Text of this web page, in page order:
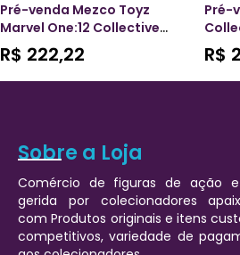
Pré-venda Mezco Toyz
Marvel One:12 Collective
Doctor Doom
R$ 222,22
Pré-
R$
Sobre a Loja
Comércio de figuras de ação e
gerida por colecionadores
com Produtos originais e itens
competitivos, variedade de